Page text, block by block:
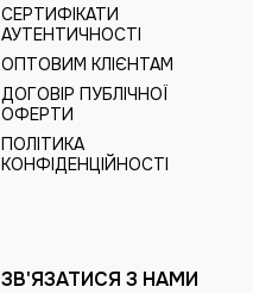
СЕРТИФІКАТИ
АУТЕНТИЧНОСТІ
ОПТОВИМ КЛІЄНТАМ
ДОГОВІР ПУБЛІЧНОЇ
ОФЕРТИ
ПОЛІТИКА
КОНФІДЕНЦІЙНОСТІ
ЗВ'ЯЗАТИСЯ З НАМИ